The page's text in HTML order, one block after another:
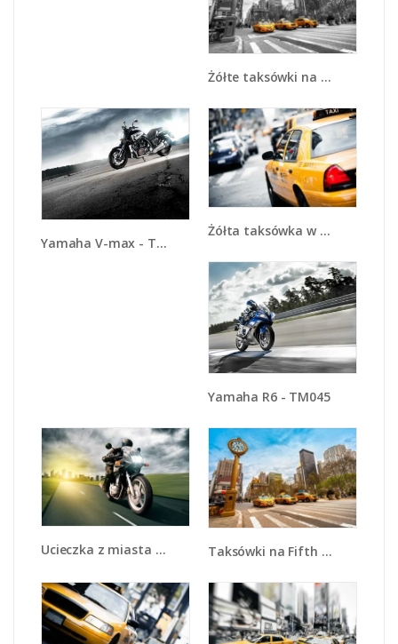
Żółte taksówki na szarym tle miasta - TM225
Yamaha V-max - TM054
Żółta taksówka w Nowym Yorku - TM150
Yamaha R6 - TM045
Ucieczka z miasta na ścigaczu - TM144 Taksówki na Fifth Avenue - TM223